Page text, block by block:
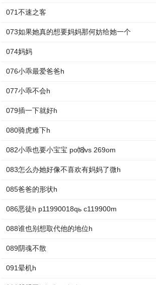
071不速之客
073如果她真的想要妈妈那何妨给她一个
074妈妈
076小乖最爱爸爸h
077小乖不会h
079插一下就好h
080骑虎难下h
082小乖也要小宝宝 po⒅vs 269om
083怎么办她好像不喜欢有妈妈了微h
085爸爸的形状h
086恶徒h p11990018qь c119900m
088谁也别想取代他的地位h
089阴魂不散
091晕机h